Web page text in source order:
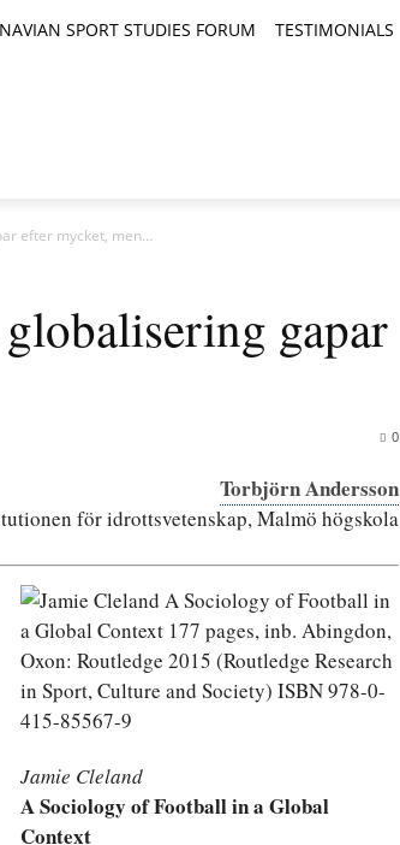
SPORT STUDIES FORUM TESTIMONIALS
efter mycket, men…
gapar
0
Torbjörn Andersson
för idrottsvetenskap, Malmö högskola
Jamie Cleland
A Sociology of Football in a Global
Context